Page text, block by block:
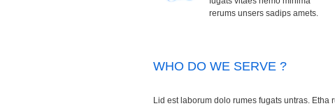
rerums unsers sadips amets.
WHO DO WE SERVE ?
Lid est laborum dolo rumes fugats untras.